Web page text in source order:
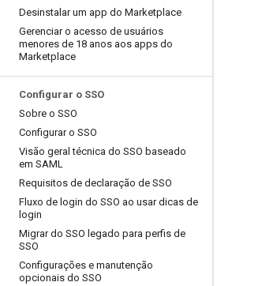
Desinstalar um app do Marketplace
Gerenciar o acesso de usuários
menores de 18 anos aos apps do
Marketplace
Configurar o SSO
Sobre o SSO
Configurar o SSO
Visão geral técnica do SSO baseado
em SAML
Requisitos de declaração de SSO
Fluxo de login do SSO ao usar dicas de
login
Migrar do SSO legado para perfis de
SSO
Configurações e manutenção
opcionais do SSO